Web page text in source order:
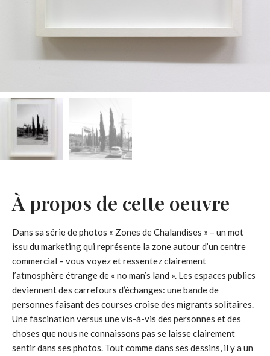
À propos de cette oeuvre
Dans sa série de photos « Zones de Chalandises » – un mot
issu du marketing qui représente la zone autour d’un centre
commercial – vous voyez et ressentez clairement
l’atmosphère étrange de « no man’s land ». Les espaces publics
deviennent des carrefours d’échanges: une bande de
personnes faisant des courses croise des migrants solitaires.
Une fascination versus une vis-à-vis des personnes et des
choses que nous ne connaissons pas se laisse clairement
sentir dans ses photos. Tout comme dans ses dessins, il y a un